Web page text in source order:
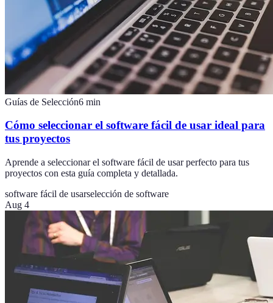
Guías de Selección6 min
Cómo seleccionar el software fácil de usar ideal para
tus proyectos
Aprende a seleccionar el software fácil de usar perfecto para tus
proyectos con esta guía completa y detallada.
software fácil de usarselección de software
Aug 4